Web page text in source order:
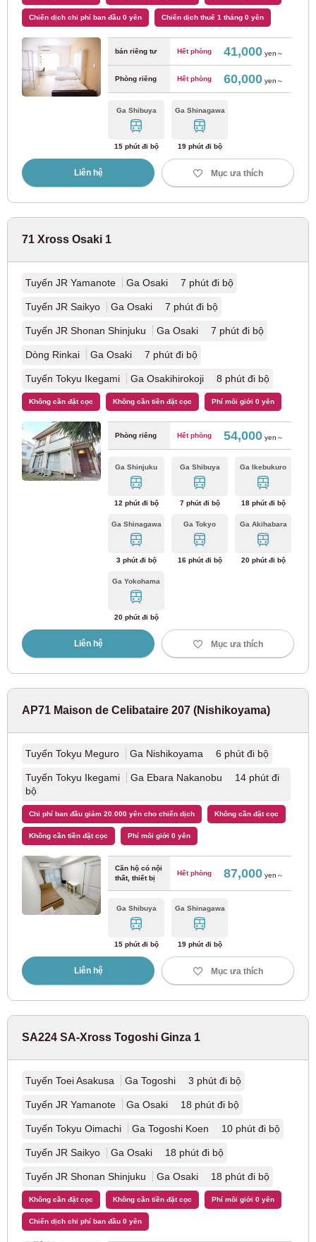
Chiến dịch chi phí ban đầu 0 yên Chiến dịch thuê 1 tháng 0 yên
bán riêng tư Hết phòng 41,000yen～
Phòng riêng Hết phòng 60,000yen～
Ga Shibuya
15 phút đi bộ
Ga Shinagawa
19 phút đi bộ
Liên hệ Mục ưa thích
71 Xross Osaki 1
Tuyến JR Yamanote Ga Osaki 7 phút đi bộ
Tuyến JR Saikyo Ga Osaki 7 phút đi bộ
Tuyến JR Shonan Shinjuku Ga Osaki 7 phút đi bộ
Dòng Rinkai Ga Osaki 7 phút đi bộ
Tuyến Tokyu Ikegami Ga Osakihirokoji 8 phút đi bộ
Không cần đặt cọc Không cần tiền đặt cọc Phí môi giới 0 yên
Phòng riêng Hết phòng 54,000yen～
Ga Shinjuku
12 phút đi bộ
Ga Shibuya
7 phút đi bộ
Ga Ikebukuro
18 phút đi bộ
Ga Shinagawa
3 phút đi bộ
Ga Tokyo
16 phút đi bộ
Ga Akihabara
20 phút đi bộ
Ga Yokohama
20 phút đi bộ
Liên hệ Mục ưa thích
AP71 Maison de Celibataire 207 (Nishikoyama)
Tuyến Tokyu Meguro Ga Nishikoyama 6 phút đi bộ
Tuyến Tokyu Ikegami
Ga Ebara Nakanobu 14 phút đi
bộ
Chi phí ban đầu giảm 20.000 yên cho chiến dịch Không cần đặt cọc
Không cần tiền đặt cọc Phí môi giới 0 yên
Căn hộ có nội
thất, thiết bị
Hết phòng 87,000yen～
Ga Shibuya
15 phút đi bộ
Ga Shinagawa
19 phút đi bộ
Liên hệ Mục ưa thích
SA224 SA-Xross Togoshi Ginza 1
Tuyến Toei Asakusa Ga Togoshi 3 phút đi bộ
Tuyến JR Yamanote Ga Osaki 18 phút đi bộ
Tuyến Tokyu Oimachi Ga Togoshi Koen 10 phút đi bộ
Tuyến JR Saikyo Ga Osaki 18 phút đi bộ
Tuyến JR Shonan Shinjuku Ga Osaki 18 phút đi bộ
Không cần đặt cọc Không cần tiền đặt cọc Phí môi giới 0 yên
Chiến dịch chi phí ban đầu 0 yên
Tuyến Tokyo Metro Fukutoshin (69)
Tuyến tàu điện ngầm Tokyo Hibiya
Tuyến tàu điện ngầm Tokyo Tozai (86)
Tuyến tàu điện ngầm Tokyo Metro Namboku
Cục Giao thông Vận tải Thủ đô Tokyo
Tuyến Toei Shinjuku (22)
Lớp lót Nippori/Toneri (20)
Tuyến Toden Arakawa (21)
Tập đoàn Tokyu
Tuyến Tokyu Toyoko (93)
Tuyến Tokyu Oimachi (43)
Tuyến Tokyu Setagaya (58)
Tuyến Tokyu Ikegami (34)
Tuyến Tokyu Meguro (41)
Tuyến Tokyu Shin-Yokohama (3)
Tuyến Seibu Shinjuku (165)
Tuyến Seibu Ikebukuro (91)
Tuyến Seibu Yurakucho (23)
Tuyến Seibu Toshima (15)
Tuyến Seibu Kokubunji (4)
Đường sắt điện Keio
Keio Dòng Mới (20)
Tuyến Keio Inokashira
Tuyến Keio Sagamihara (3)
Tuyến Keio Takao (1)